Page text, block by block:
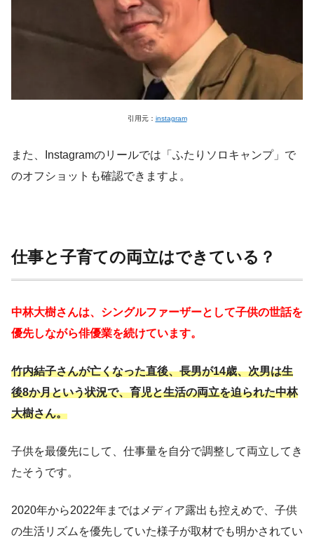
引用元： instagram
また、Instagramのリールでは「ふたりソロキャンプ」で
のオフショットも確認できますよ。
仕事と子育ての両立はできている？
中林大樹さんは、シングルファーザーとして子供の世話を
優先しながら俳優業を続けています。
竹内結子さんが亡くなった直後、長男が14歳、次男は生
後8か月という状況で、育児と生活の両立を迫られた中林
大樹さん。
子供を最優先にして、仕事量を自分で調整して両立してき
たそうです。
2020年から2022年まではメディア露出も控えめで、子供
の生活リズムを優先していた様子が取材でも明かされてい